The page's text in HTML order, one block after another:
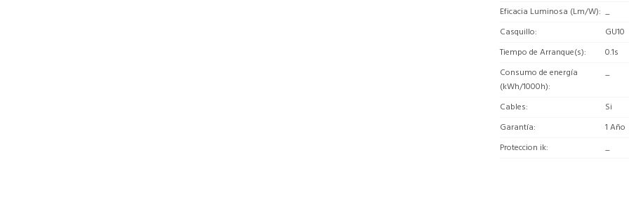
Eficacia Luminosa (Lm/W) _
Casquillo
GU10
Tiempo de Arranque(s)
0.1s
Consumo de energía
(kWh/1000h)
_
Cables
Si
Garantía
1 Año
Proteccion ik
_